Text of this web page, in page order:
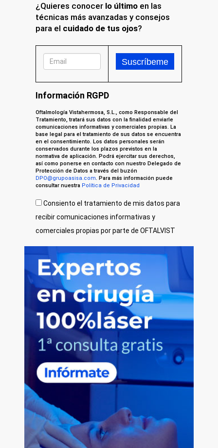
¿Quieres conocer lo último en las
técnicas más avanzadas y consejos
para el cuidado de tus ojos?
Información RGPD
Oftalmología Vistahermosa, S.L., como Responsable del
Tratamiento, tratará sus datos con la finalidad enviarle
comunicaciones informativas y comerciales propias. La
base legal para el tratamiento de sus datos se encuentra
en el consentimiento. Los datos personales serán
conservados durante los plazos previstos en la
normativa de aplicación. Podrá ejercitar sus derechos,
así como ponerse en contacto con nuestro Delegado de
Protección de Datos a través del buzón
DPO@grupoasisa.com. Para más información puede
consultar nuestra Política de Privacidad
Consiento el tratamiento de mis datos para
recibir comunicaciones informativas y
comerciales propias por parte de OFTALVIST